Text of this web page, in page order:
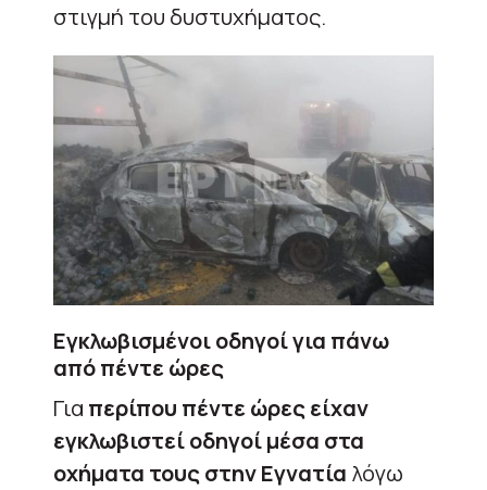
στιγμή του δυστυχήματος.
Εγκλωβισμένοι οδηγοί για πάνω
από πέντε ώρες
Για περίπου πέντε ώρες είχαν
εγκλωβιστεί οδηγοί μέσα στα
οχήματα τους στην Εγνατία λόγω